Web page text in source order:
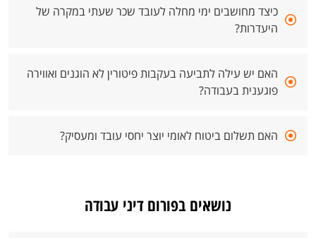
כיצד מחושבים ימי מחלה לעובד שכר שעתי במקרה של
היעדרות?
האם יש עילה לתביעה בעקבות פיטורין לא הוגנים ואווירה
פוגענית בעבודה?
האם תשלום ביטוח לאומי יוצר יחסי עובד ומעסיק?
נושאים בפורום דיני עבודה